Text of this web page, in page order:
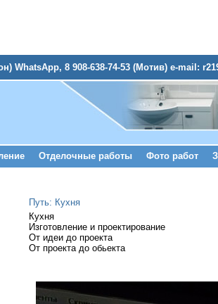
WhatsApp, 8 908-638-74-53 (Мотив) e-mail:
Отделочные работы Фото работ
Путь: Кухня
Кухня
Изготовление и проектирование
От идеи до проекта
От проекта до обьекта